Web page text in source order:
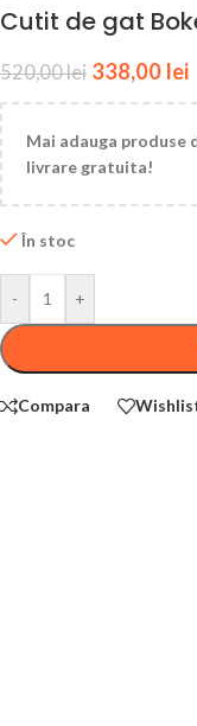
Cutit de gat
520,00lei 338,00 lei
Mai adauga produse
livrare gratuita!
În stoc
- +
Compara